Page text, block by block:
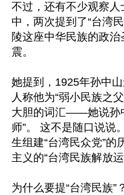
不过，还有不少观察
中，两次提到了“台湾
陵这座中华民族的政
震。
她提到，1925年孙中
人称他为“弱小民族之
大胆的词汇——她说孙
师”。 这不是随口说说
生组建“台湾民众党”的
主义的“台湾民族解放运
为什么要提“台湾民族